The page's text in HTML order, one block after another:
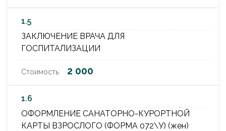
1.5
ЗАКЛЮЧЕНИЕ ВРАЧА ДЛЯ
ГОСПИТАЛИЗАЦИИ
2 000
1.6
ОФОРМЛЕНИЕ САНАТОРНО-КУРОРТНОЙ
КАРТЫ ВЗРОСЛОГО (ФОРМА 072\У) (жен)